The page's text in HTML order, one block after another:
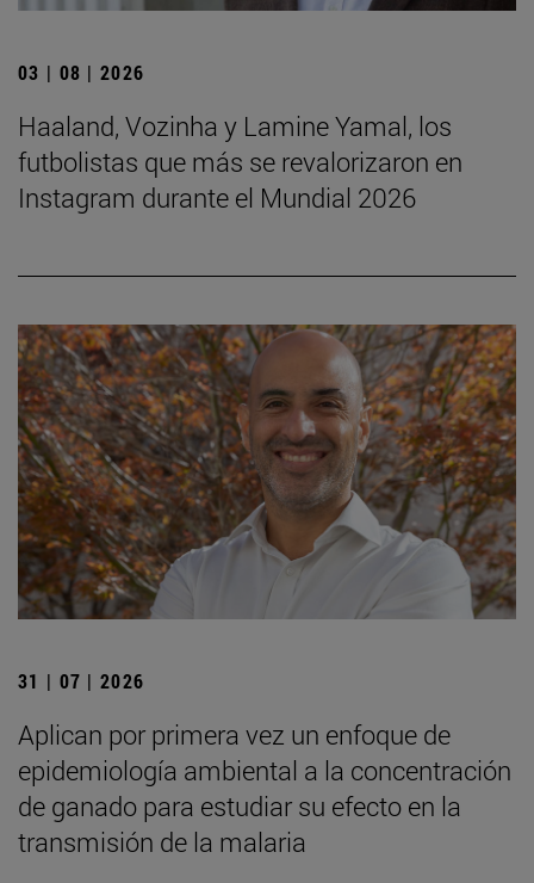
03 | 08 | 2026
Haaland, Vozinha y Lamine Yamal, los
futbolistas que más se revalorizaron en
Instagram durante el Mundial 2026
31 | 07 | 2026
Aplican por primera vez un enfoque de
epidemiología ambiental a la concentración
de ganado para estudiar su efecto en la
transmisión de la malaria